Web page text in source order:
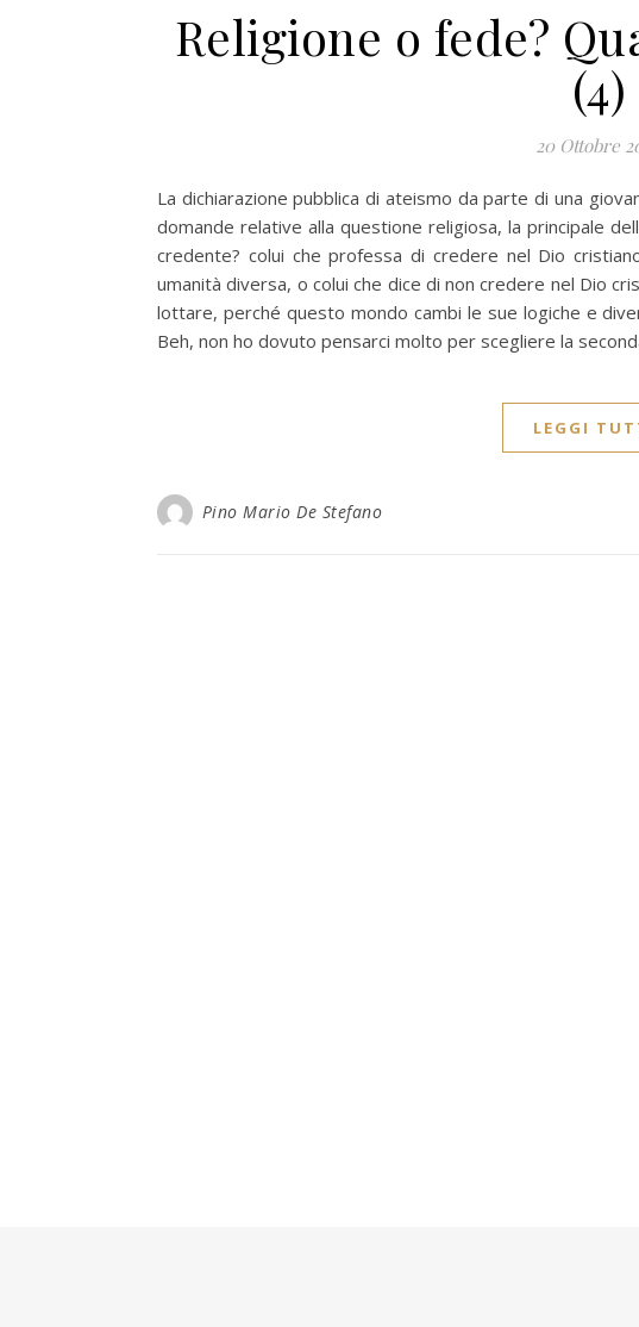
Religione o fede?
(4)
20 Ottobre
La dichiarazione pubblica di ateismo da parte di una
domande relative alla questione religiosa, la principale
credente? colui che professa di credere nel Dio
umanità diversa, o colui che dice di non credere nel Dio
lottare, perché questo mondo cambi le sue logiche e
Beh, non ho dovuto pensarci molto per scegliere la
LEGGI
Pino Mario De Stefano